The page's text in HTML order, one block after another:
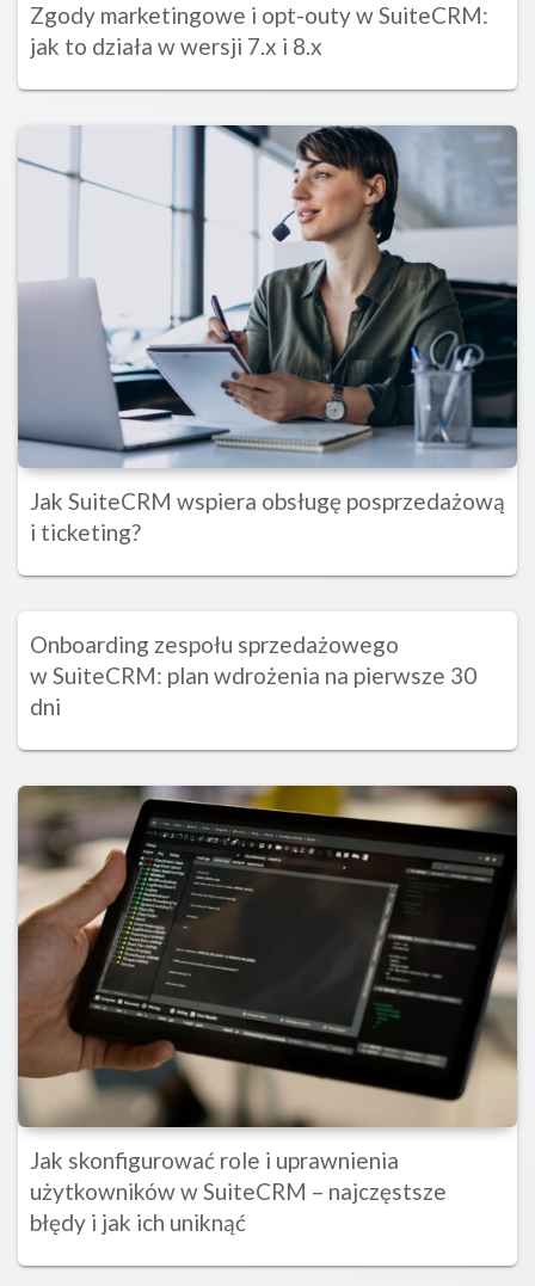
Zgody marketingowe i opt-outy w SuiteCRM:
jak to działa w wersji 7.x i 8.x
Jak SuiteCRM wspiera obsługę posprzedażową
i ticketing?
Onboarding zespołu sprzedażowego
w SuiteCRM: plan wdrożenia na pierwsze 30
dni
Jak skonfigurować role i uprawnienia
użytkowników w SuiteCRM – najczęstsze
błędy i jak ich uniknąć